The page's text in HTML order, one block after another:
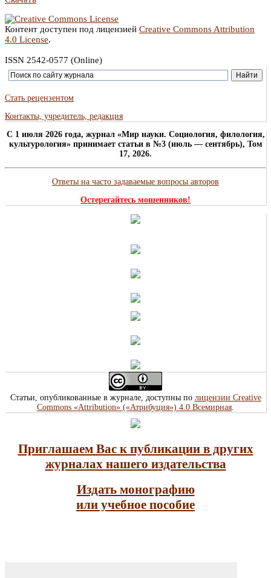
Контент доступен под лицензией Creative Commons Attribution
4.0 License.
ISSN 2542-0577 (Online)
Стать рецензентом
Контакты, учредитель, редакция
C 1 июля 2026 года, журнал «Мир науки. Социология, филология,
культурология» принимает статьи в №3 (июль — сентябрь), Том
17, 2026.
Ответы на часто задаваемые вопросы авторов
Остерегайтесь мошенников!
Статьи, опубликованные в журнале, доступны по лицензии Creative
Commons «Attribution» («Атрибуция») 4.0 Всемирная.
Приглашаем Вас к публикации в других
журналах нашего издательства
Издать монографию
или учебное пособие